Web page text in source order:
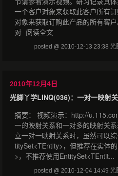
一个客户对象来获取此客户所有
对象来获取订购此产品的所有客
对 阅读全文
posted @ 2010-12-13 23:38 光
2010年12月4日
光脚丫学LINQ(036)：一对一映射
摘要： 视频演示：http://
一的映射关系和一对多的映射关
立一对一映射关系时，虽然可以
titySet<TEntity>，但推荐在实体
>，不推荐使用EntitySet<TEntit...
posted @ 2010-12-04 14:49 光